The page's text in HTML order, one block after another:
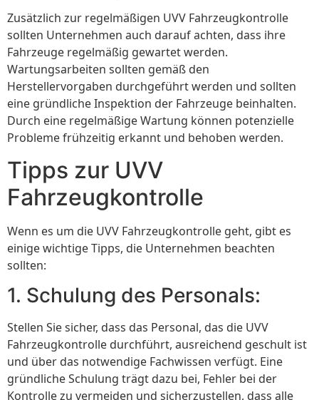
Zusätzlich zur regelmäßigen UVV Fahrzeugkontrolle
sollten Unternehmen auch darauf achten, dass ihre
Fahrzeuge regelmäßig gewartet werden.
Wartungsarbeiten sollten gemäß den
Herstellervorgaben durchgeführt werden und sollten
eine gründliche Inspektion der Fahrzeuge beinhalten.
Durch eine regelmäßige Wartung können potenzielle
Probleme frühzeitig erkannt und behoben werden.
Tipps zur UVV
Fahrzeugkontrolle
Wenn es um die UVV Fahrzeugkontrolle geht, gibt es
einige wichtige Tipps, die Unternehmen beachten
sollten:
1. Schulung des Personals:
Stellen Sie sicher, dass das Personal, das die UVV
Fahrzeugkontrolle durchführt, ausreichend geschult ist
und über das notwendige Fachwissen verfügt. Eine
gründliche Schulung trägt dazu bei, Fehler bei der
Kontrolle zu vermeiden und sicherzustellen, dass alle